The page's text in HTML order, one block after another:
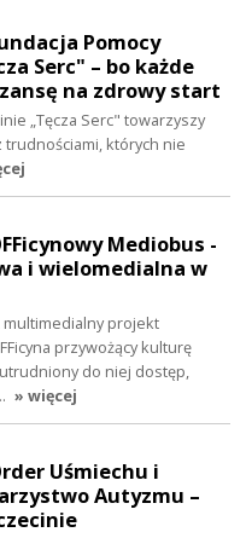
Pomocy
Serc" – bo każde
na zdrowy start
„Tęcza Serc" towarzyszy
których nie
Mediobus -
i wielomedialna w
multimedialny projekt
przywożący kulturę
do niej dostęp,
» więcej
Uśmiechu i
Autyzmu –